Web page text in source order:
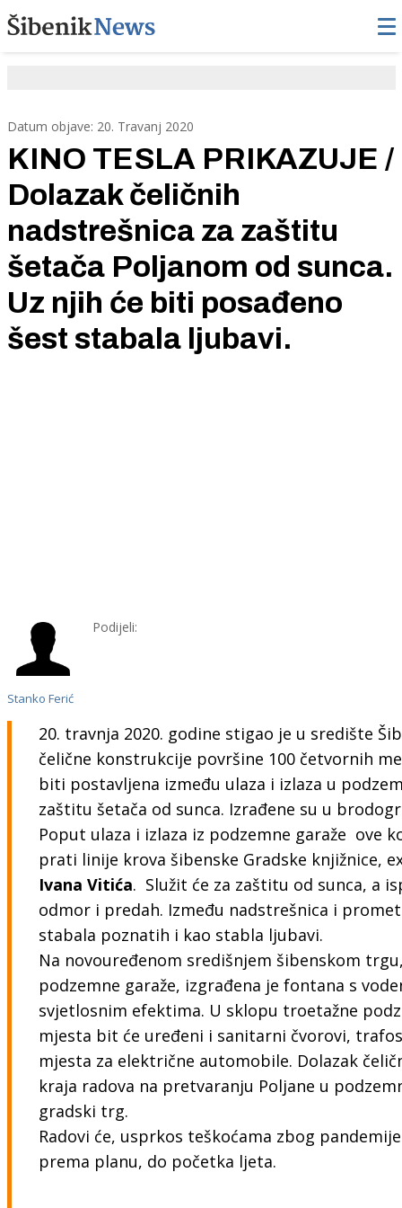
Datum objave: 20. Travanj 2020
KINO TESLA PRIKAZUJE /
Dolazak čeličnih
nadstrešnica za zaštitu
šetača Poljanom od sunca.
Uz njih će biti posađeno
šest stabala ljubavi.
Stanko Ferić
Podijeli:
20. travnja 2020. godine stigao je u središte
čelične konstrukcije površine 100 četvornih
biti postavljena između ulaza i izlaza u
zaštitu šetača od sunca. Izrađene su u
Poput ulaza i izlaza iz podzemne garaže ove
prati linije krova šibenske Gradske knjižnice,
Ivana Vitića. Služit će za zaštitu od sunca, a
odmor i predah. Između nadstrešnica i
stabala poznatih i kao stabla ljubavi.
Na novouređenom središnjem šibenskom
podzemne garaže, izgrađena je fontana s
svjetlosnim efektima. U sklopu troetažne
mjesta bit će uređeni i sanitarni čvorovi,
mjesta za električne automobile. Dolazak
kraja radova na pretvaranju Poljane u
gradski trg.
Radovi će, usprkos teškoćama zbog
prema planu, do početka ljeta.